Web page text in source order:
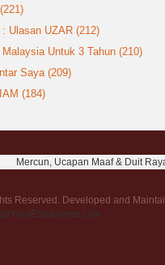
Ulasan UZAR (212)
Untuk 3 Tahun (210)
Saya (209)
(184)
Mercun, Ucapan Maaf & Duit
Reserved. Developed and